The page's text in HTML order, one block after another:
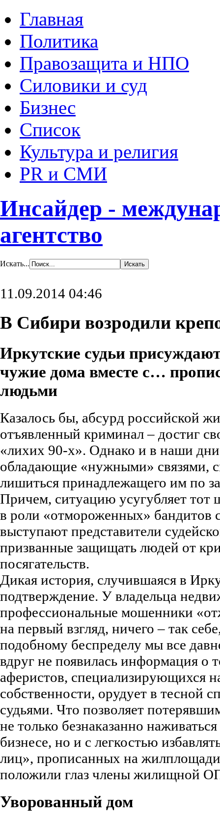
Главная
Политика
Правозащита и НПО
Силовики и суд
Бизнес
Список
Культура и религия
PR и СМИ
Инсайдер -
агентство
Искать...
11.09.2014 04:46
В Сибири возродили
Иркутские судьи
чужие дома вместе с…
людьми
Казалось бы, абсурд российской
отъявленный криминал – достиг
«лихих 90-х». Однако и в наши
обладающие «нужными» связями,
лишиться принадлежащего им по
Причем, ситуацию усугубляет
в роли «отмороженных» бандитов
выступают представители
призванные защищать людей от
посягательств.
Дикая история, случившаяся в
подтверждение. У владельца
профессиональные мошенники
на первый взгляд, ничего – так
подобному беспределу мы все
вдруг не появилась информация о
аферистов, специализирующихся
собственности, орудует в тесной
судьями. Что позволяет
не только безнаказанно
бизнесе, но и с легкостью
лиц», прописанных на
положили глаз члены жилищной
Уворованный дом